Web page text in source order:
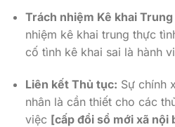
Trách nhiệm Kê khai
nhiệm kê khai trung thực
cố tình kê khai sai là hành
Liên kết Thủ tục: Sự chính
nhân là cần thiết cho các
việc [cấp đổi sổ mới xã nội